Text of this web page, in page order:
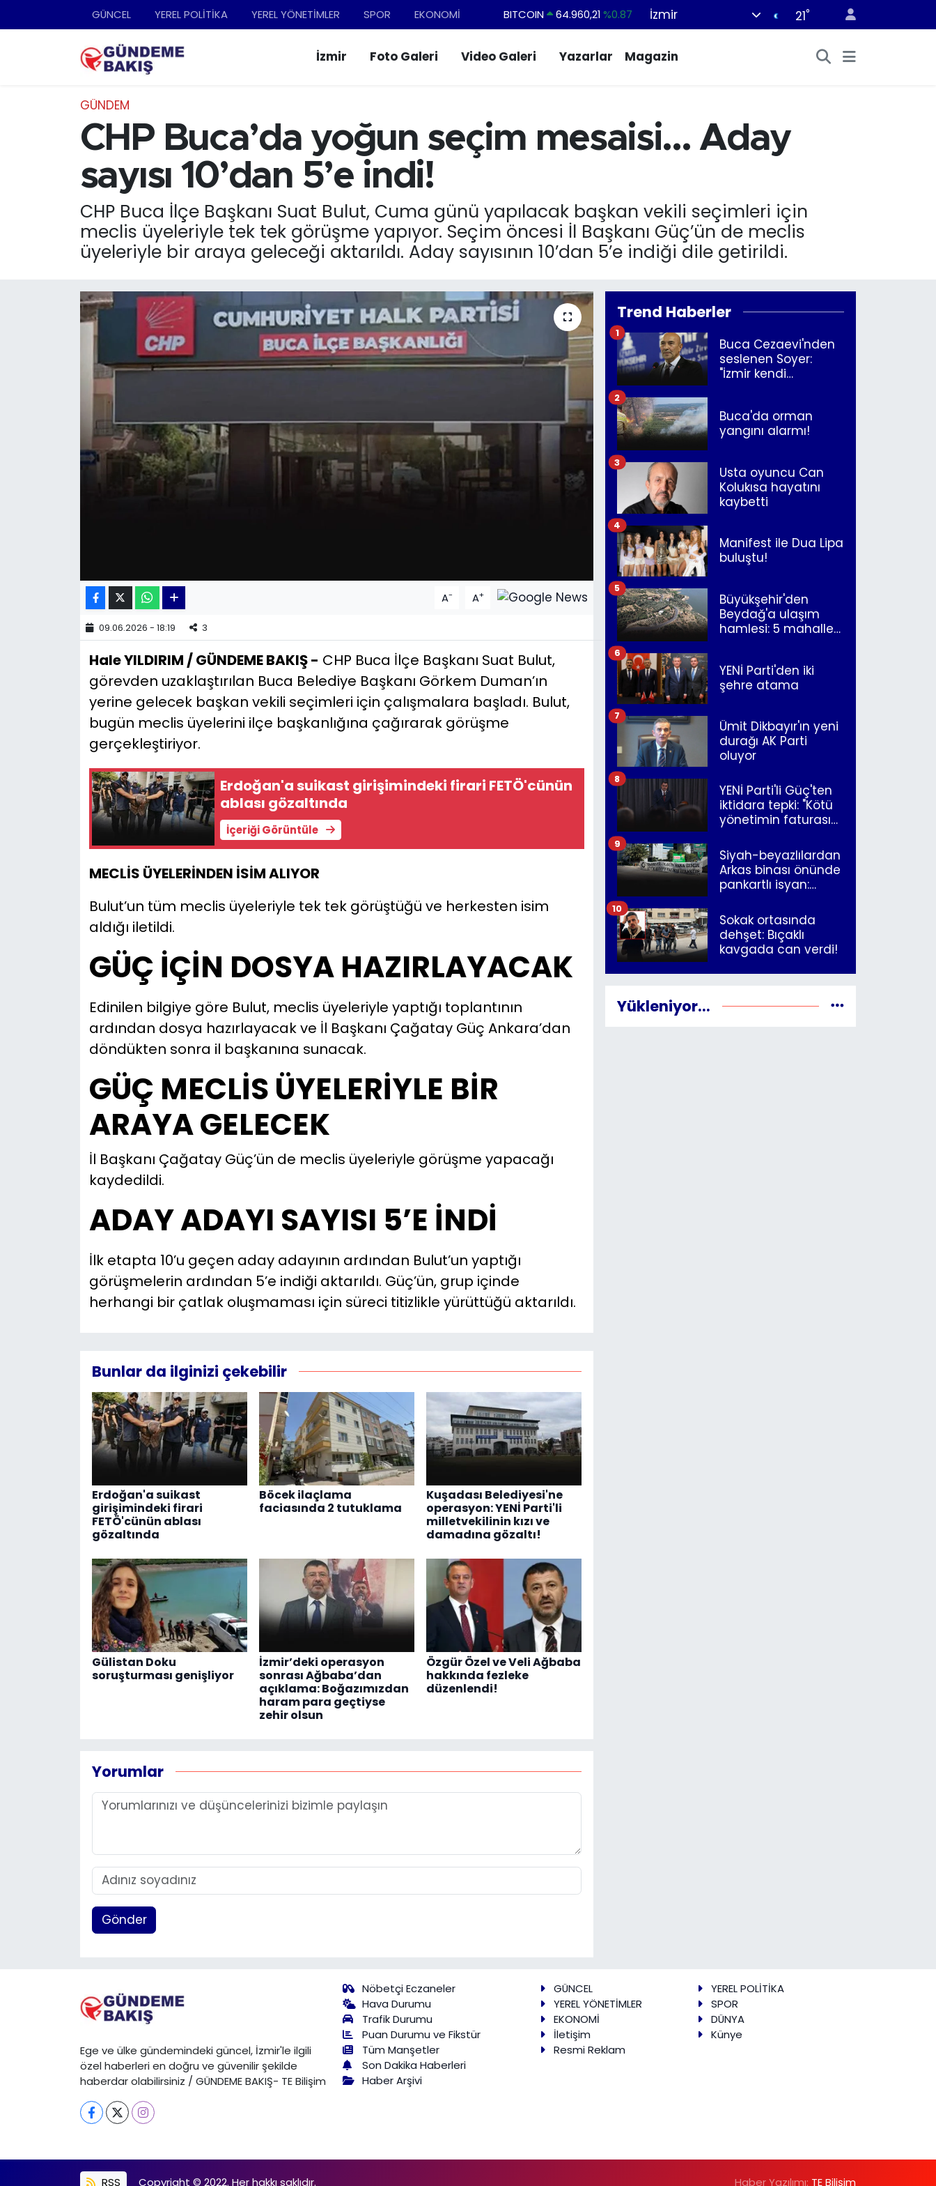
GÜNCEL YEREL POLİTİKA YEREL YÖNETİMLER SPOR EKONOMİ BITCOIN 64.960,21 %0.87
DOLAR
47,7436%0.18
EURO
55,2510%0.32
BİST100
13.779 %-14
İzmir 21°
İzmir Foto Galeri Video Galeri Yazarlar Magazin
GÜNDEM
CHP Buca’da yoğun seçim mesaisi... Aday
sayısı 10’dan 5’e indi!
CHP Buca İlçe Başkanı Suat Bulut, Cuma günü yapılacak başkan vekili seçimleri için
meclis üyeleriyle tek tek görüşme yapıyor. Seçim öncesi İl Başkanı Güç’ün de meclis
üyeleriyle bir araya geleceği aktarıldı. Aday sayısının 10’dan 5’e indiği dile getirildi.
A- A+
09.06.2026 - 18:19 3
Hale YILDIRIM / GÜNDEME BAKIŞ - CHP Buca İlçe Başkanı Suat Bulut,
görevden uzaklaştırılan Buca Belediye Başkanı Görkem Duman’ın
yerine gelecek başkan vekili seçimleri için çalışmalara başladı. Bulut,
bugün meclis üyelerini ilçe başkanlığına çağırarak görüşme
gerçekleştiriyor.
Erdoğan'a suikast girişimindeki firari FETÖ'cünün
ablası gözaltında
İçeriği Görüntüle
MECLİS ÜYELERİNDEN İSİM ALIYOR
Bulut’un tüm meclis üyeleriyle tek tek görüştüğü ve herkesten isim
aldığı iletildi.
GÜÇ İÇİN DOSYA HAZIRLAYACAK
Edinilen bilgiye göre Bulut, meclis üyeleriyle yaptığı toplantının
ardından dosya hazırlayacak ve İl Başkanı Çağatay Güç Ankara’dan
döndükten sonra il başkanına sunacak.
GÜÇ MECLİS ÜYELERİYLE BİR
ARAYA GELECEK
İl Başkanı Çağatay Güç’ün de meclis üyeleriyle görüşme yapacağı
kaydedildi.
ADAY ADAYI SAYISI 5’E İNDİ
İlk etapta 10’u geçen aday adayının ardından Bulut’un yaptığı
görüşmelerin ardından 5’e indiği aktarıldı. Güç’ün, grup içinde
herhangi bir çatlak oluşmaması için süreci titizlikle yürüttüğü aktarıldı.
Bunlar da ilginizi çekebilir
Erdoğan'a suikast
girişimindeki firari
FETÖ'cünün ablası
gözaltında
Böcek ilaçlama
faciasında 2 tutuklama
Kuşadası Belediyesi'ne
operasyon: YENİ Parti'li
milletvekilinin kızı ve
damadına gözaltı!
Gülistan Doku
soruşturması genişliyor
İzmir’deki operasyon
sonrası Ağbaba’dan
açıklama: Boğazımızdan
haram para geçtiyse
zehir olsun
Özgür Özel ve Veli Ağbaba
hakkında fezleke
düzenlendi!
Yorumlar
Gönder
Trend Haberler
Buca Cezaevi'nden
seslenen Soyer:
"İzmir kendi
1
Buca'da orman
yangını alarmı!
2
Usta oyuncu Can
Kolukısa hayatını
kaybetti
3
Manifest ile Dua Lipa
buluştu!
4
Büyükşehir'den
Beydağ'a ulaşım
hamlesi: 5 mahalle
5
YENİ Parti'den iki
şehre atama
6
Ümit Dikbayır'ın yeni
durağı AK Parti
oluyor
7
YENİ Parti'li Güç'ten
iktidara tepki: "Kötü
yönetimin faturasını
8
Siyah-beyazlılardan
Arkas binası önünde
pankartlı isyan:
İzmir"
9
Sokak ortasında
dehşet: Bıçaklı
kavgada can verdi!
10
Yükleniyor...
Ege ve ülke gündemindeki güncel, İzmir'le ilgili
özel haberleri en doğru ve güvenilir şekilde
haberdar olabilirsiniz / GÜNDEME BAKIŞ- TE Bilişim
Nöbetçi Eczaneler
Hava Durumu
Trafik Durumu
Puan Durumu ve Fikstür
Tüm Manşetler
Son Dakika Haberleri
Haber Arşivi
GÜNCEL
YEREL POLİTİKA
YEREL YÖNETİMLER
SPOR
EKONOMİ
DÜNYA
İletişim
Künye
Resmi Reklam
RSS Copyright © 2022. Her hakkı saklıdır. Haber Yazılımı: TE Bilişim
Ankara
EKONOMİ
English News
GÜNCEL
KÜLTÜR SANAT
MAGAZİN
Yaşam
YEREL POLİTİKA
YEREL YÖNETİMLER
Nöbetçi Eczaneler
Trafik Durumu
Süper Lig Puan Durumu ve Fikstür
Tüm Manşetler
Son Dakika Haberleri
Haber Arşivi